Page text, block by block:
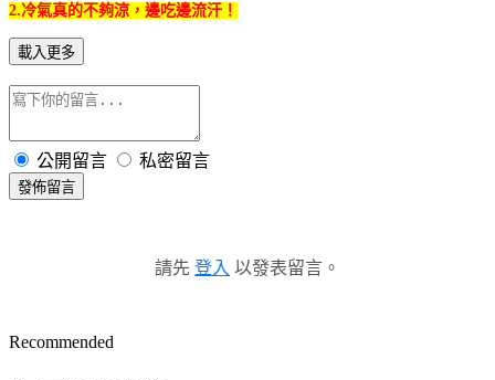
2.冷氣真的不夠涼，邊吃邊流汗！
載入更多
公開留言 私密留言
發佈留言
請先 登入 以發表留言。
Recommended